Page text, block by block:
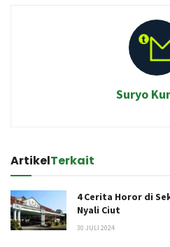
Suryo
ArtikelTerkait
4 Cerita Horor di
Nyali Ciut
30 JULI 2024